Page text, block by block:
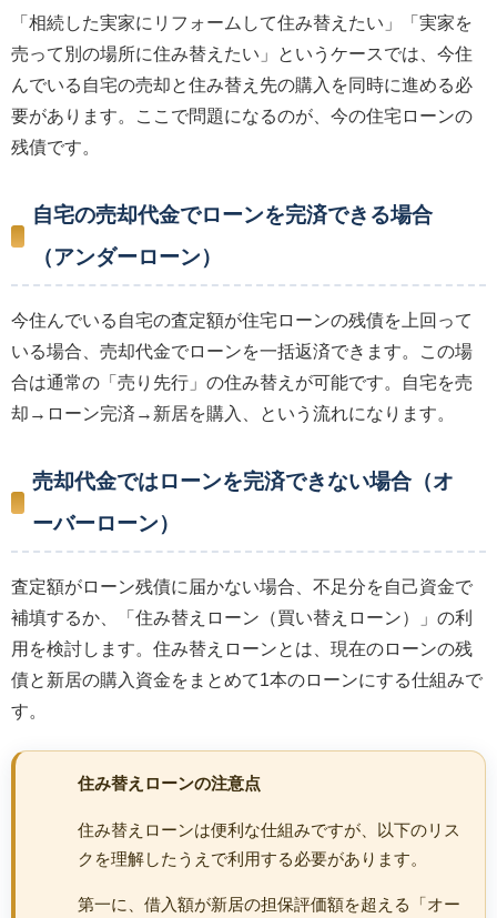
「相続した実家にリフォームして住み替えたい」「実家を
売って別の場所に住み替えたい」というケースでは、今住
んでいる自宅の売却と住み替え先の購入を同時に進める必
要があります。ここで問題になるのが、今の住宅ローンの
残債です。
自宅の売却代金でローンを完済できる場合
（アンダーローン）
今住んでいる自宅の査定額が住宅ローンの残債を上回って
いる場合、売却代金でローンを一括返済できます。この場
合は通常の「売り先行」の住み替えが可能です。自宅を売
却→ローン完済→新居を購入、という流れになります。
売却代金ではローンを完済できない場合（オ
ーバーローン）
査定額がローン残債に届かない場合、不足分を自己資金で
補填するか、「住み替えローン（買い替えローン）」の利
用を検討します。住み替えローンとは、現在のローンの残
債と新居の購入資金をまとめて1本のローンにする仕組みで
す。
住み替えローンの注意点
住み替えローンは便利な仕組みですが、以下のリス
クを理解したうえで利用する必要があります。
第一に、借入額が新居の担保評価額を超える「オー